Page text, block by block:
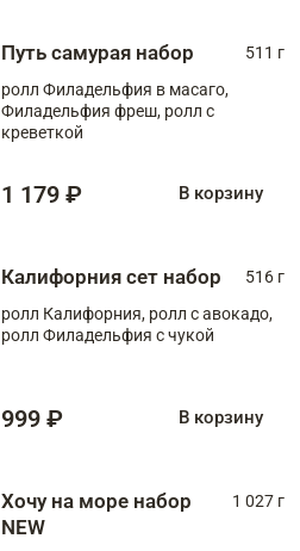
Путь самурая набор
511 г
ролл Филадельфия в масаго,
Филадельфия фреш, ролл с
креветкой
1 179 ₽ В корзину
Калифорния сет набор
516 г
ролл Калифорния, ролл с авокадо,
ролл Филадельфия с чукой
999 ₽ В корзину
Хочу на море набор
NEW
1 027 г